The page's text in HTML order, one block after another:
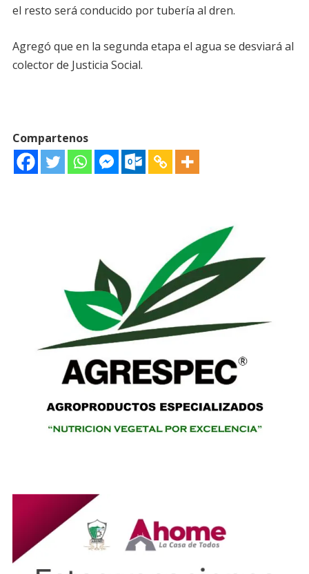
el resto será conducido por tubería al dren.
Agregó que en la segunda etapa el agua se desviará al
colector de Justicia Social.
Compartenos